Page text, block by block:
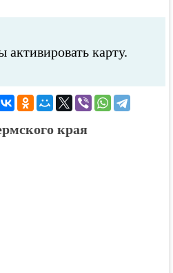
карту.
края